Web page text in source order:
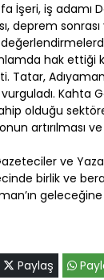
iş adamı
deprem
hak ettiği
Kahta
olduğu
artırılması
ve
birlik ve
Paylaş